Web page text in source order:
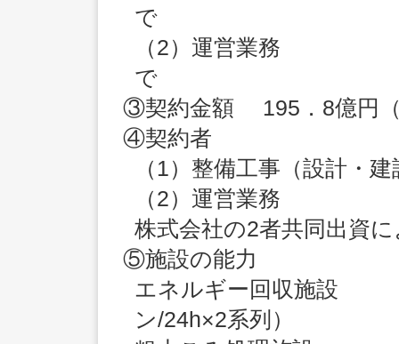
で
（2）運営業務 ：
で
③契約金額 195．8億円（
④契約者
（1）整備工事（設計・
（2）運営業務 ：
株式会社の2者共同出資
⑤施設の能力
エネルギー回収
ン/24h×2系列）